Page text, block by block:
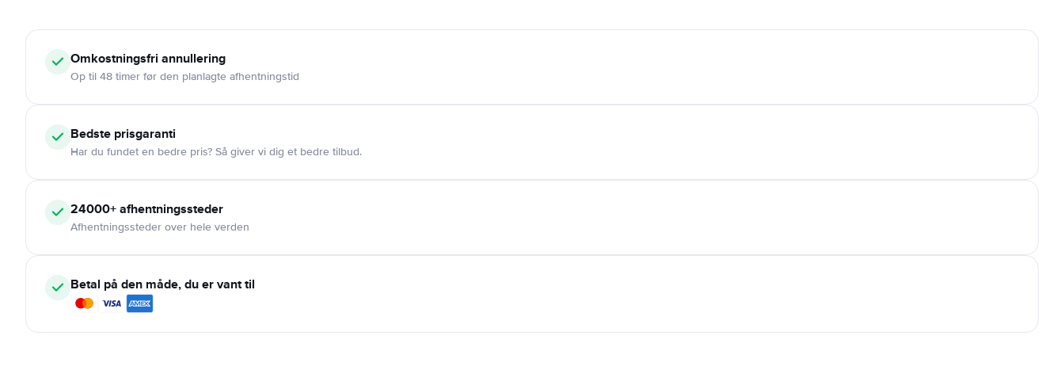
Omkostningsfri annullering
Op til 48 timer før den planlagte afhentningstid
Bedste prisgaranti
Har du fundet en bedre pris? Så giver vi dig et bedre tilbud.
24000+afhentningssteder
Afhentningssteder over hele verden
Betal på den måde, du er vant til